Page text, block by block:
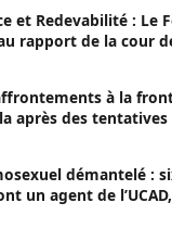
et Redevabilité : Le
rapport de la cour
à la
après des tentatives
démantelé :
un agent de
; l’un avoue avoir